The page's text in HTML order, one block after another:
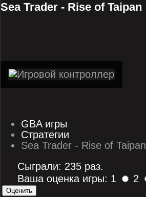
Sea Trader - Rise of Taipan
GBA игры
Стратегии
Sea Trader - Rise of Taipan
Сыграли: 235 раз.
Ваша оценка игры: 1
2